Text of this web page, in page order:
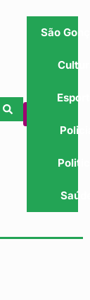
São